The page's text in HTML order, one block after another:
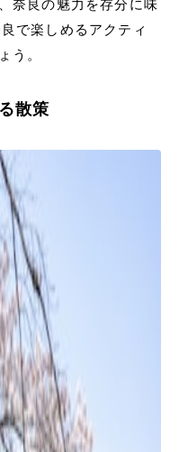
奈良の魅力を存分に味
で楽しめるアクティ
う。
散策